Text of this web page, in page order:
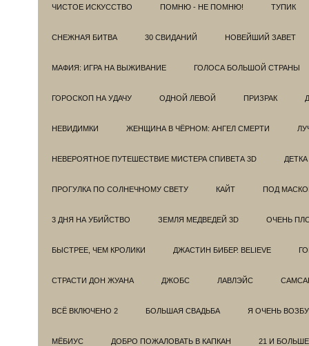
ЧИСТОЕ ИСКУССТВО ПОМНЮ - НЕ ПОМНЮ! ТУПИК
СНЕЖНАЯ БИТВА 30 СВИДАНИЙ НОВЕЙШИЙ ЗАВЕТ
МАФИЯ: ИГРА НА ВЫЖИВАНИЕ ГОЛОСА БОЛЬШОЙ СТРАНЫ
ГОРОСКОП НА УДАЧУ ОДНОЙ ЛЕВОЙ ПРИЗРАК
НЕВИДИМКИ ЖЕНЩИНА В ЧЁРНОМ: АНГЕЛ СМЕРТИ
НЕВЕРОЯТНОЕ ПУТЕШЕСТВИЕ МИСТЕРА СПИВЕТА 3D ДЕТКА
ПРОГУЛКА ПО СОЛНЕЧНОМУ СВЕТУ КАЙТ ПОД
3 ДНЯ НА УБИЙСТВО ЗЕМЛЯ МЕДВЕДЕЙ 3D ОЧЕНЬ
БЫСТРЕЕ, ЧЕМ КРОЛИКИ ДЖАСТИН БИБЕР. BELIEVE
СТРАСТИ ДОН ЖУАНА ДЖОБС ЛАВЛЭЙС
ВСЁ ВКЛЮЧЕНО 2 БОЛЬШАЯ СВАДЬБА Я ОЧЕНЬ
МЁБИУС ДОБРО ПОЖАЛОВАТЬ В КАПКАН 21 И БОЛЬШЕ